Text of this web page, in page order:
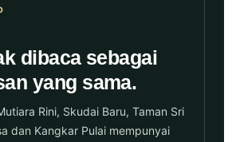
dibaca sebagai
yang sama.
Rini, Skudai Baru, Taman Sri
dan Kangkar Pulai mempunyai